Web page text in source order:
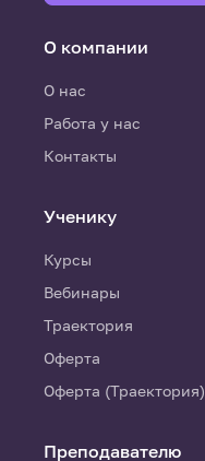
О компании
О нас
Работа у нас
Контакты
Ученику
Курсы
Вебинары
Траектория
Оферта
Оферта (Траектория)
Преподавателю